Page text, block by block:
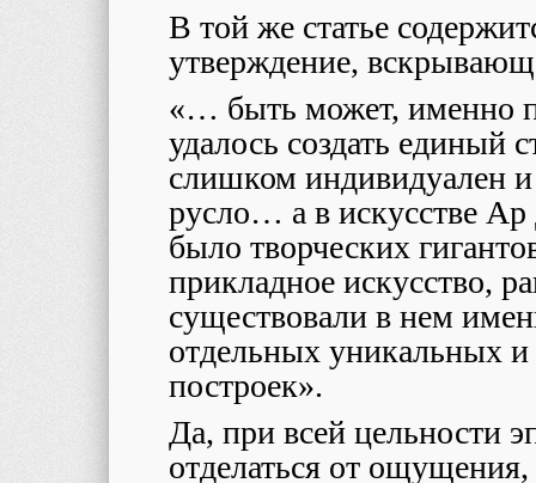
В той же статье
утверждение,
«… быть может, именно
удалось создать единый
слишком индивидуален
русло… а в искусстве
было творческих
прикладное искусство,
существовали в нем
отдельных уникальных
построек».
Да, при всей цельности
отделаться от ощущения,